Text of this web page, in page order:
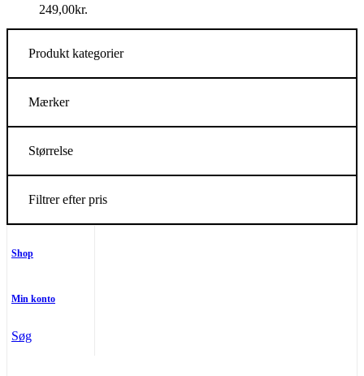
249,00kr.
Produkt kategorier
Mærker
Størrelse
Filtrer efter pris
Shop
Min konto
Søg